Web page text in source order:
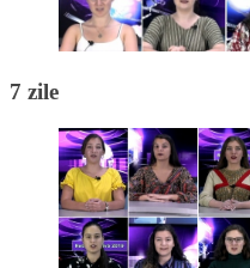
7 zile